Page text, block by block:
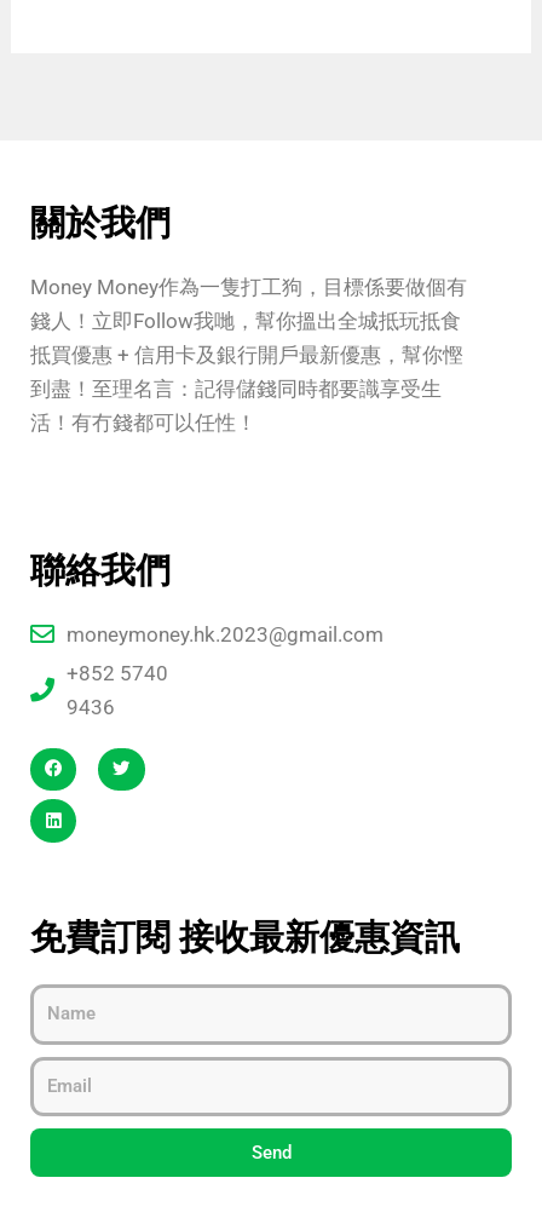
關於我們
Money Money作為一隻打工狗，目標係要做個有
錢人！立即Follow我哋，幫你搵出全城抵玩抵食
抵買優惠 + 信用卡及銀行開戶最新優惠，幫你慳
到盡！至理名言：記得儲錢同時都要識享受生
活！有冇錢都可以任性！
聯絡我們
moneymoney.hk.2023@gmail.com
+852 5740
9436
免費訂閱 接收最新優惠資訊
Name
Email
Send